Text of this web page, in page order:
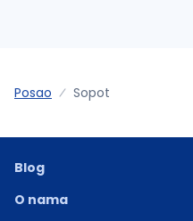
Posao Sopot
Blog
O nama